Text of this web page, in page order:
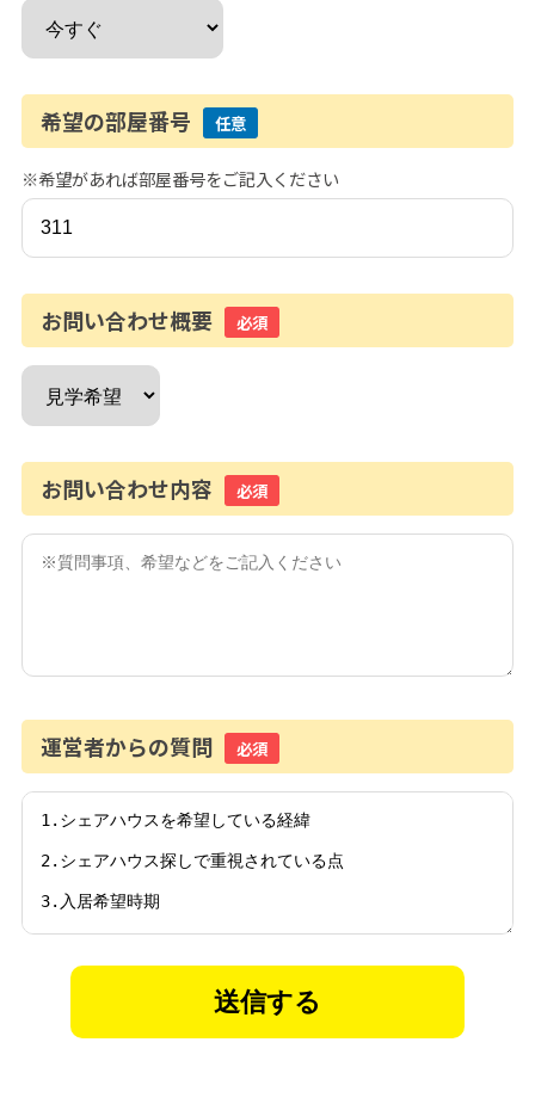
希望の部屋番号 任意
※希望があれば部屋番号をご記入ください
お問い合わせ概要 必須
お問い合わせ内容 必須
運営者からの質問 必須